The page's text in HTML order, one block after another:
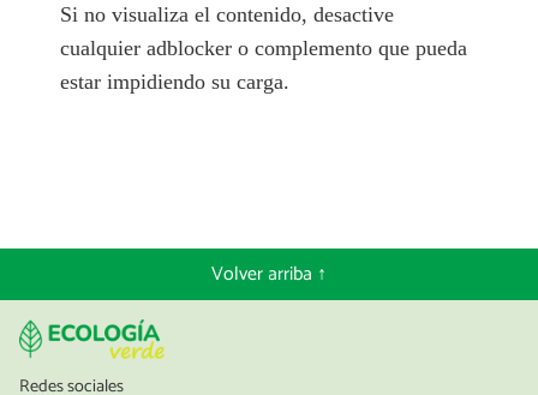
Si no visualiza el contenido, desactive
cualquier adblocker o complemento que pueda
estar impidiendo su carga.
Volver arriba ↑
Redes sociales